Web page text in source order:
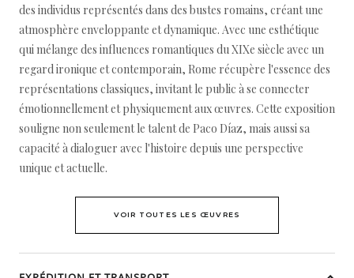
des individus représentés dans des bustes romains, créant une
atmosphère enveloppante et dynamique. Avec une esthétique
qui mélange des influences romantiques du XIXe siècle avec un
regard ironique et contemporain, Rome récupère l'essence des
représentations classiques, invitant le public à se connecter
émotionnellement et physiquement aux œuvres. Cette exposition
souligne non seulement le talent de Paco Díaz, mais aussi sa
capacité à dialoguer avec l'histoire depuis une perspective
unique et actuelle.
VOIR TOUTES LES ŒUVRES